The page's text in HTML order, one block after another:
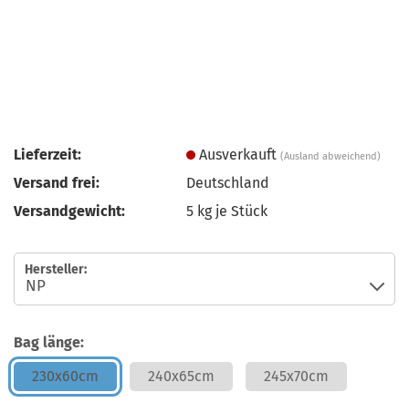
Lieferzeit: Ausverkauft(Ausland abweichend)
Versand frei:
Deutschland
Versandgewicht:
5 kg je Stück
Hersteller:
Bag länge:
230x60cm
240x65cm 245x70cm